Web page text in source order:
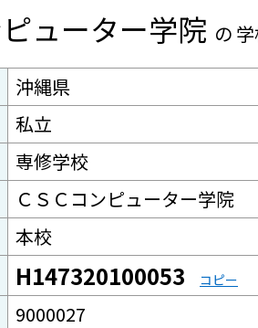
ューター学院 の
沖縄県
私立
専修学校
ＣＳＣコンピューター学院
本校
H147320100053 コピー
9000027